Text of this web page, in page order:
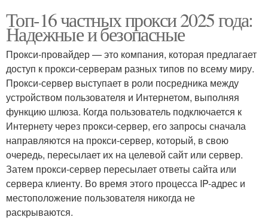
Топ-16 частных прокси 2025 года:
Надежные и безопасные
Прокси-провайдер — это компания, которая предлагает
доступ к прокси-серверам разных типов по всему миру.
Прокси-сервер выступает в роли посредника между
устройством пользователя и Интернетом, выполняя
функцию шлюза. Когда пользователь подключается к
Интернету через прокси-сервер, его запросы сначала
направляются на прокси-сервер, который, в свою
очередь, пересылает их на целевой сайт или сервер.
Затем прокси-сервер пересылает ответы сайта или
сервера клиенту. Во время этого процесса IP-адрес и
местоположение пользователя никогда не
раскрываются.